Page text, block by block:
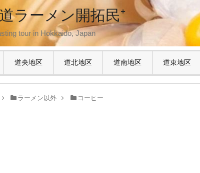
ラーメン開拓民⁺
tour in Hokkaido, Japan
道央地区 道北地区 道南地区 道東地区
ラーメン以外 コーヒー